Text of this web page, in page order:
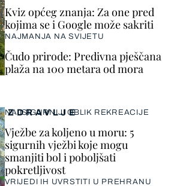
ZDRAVLJE
NAJSIGURNIJI OBLIK REKREACIJE
Vježbe za koljeno u moru: 5
sigurnih vježbi koje mogu
smanjiti bol i poboljšati
pokretljivost
VRIJEDI IH UVRSTITI U PREHRANU
Kviz općeg znanja: Za one pred
kojima se i Google može sakriti
NAJMANJA NA SVIJETU
Čudo prirode: Predivna pješčana
plaža na 100 metara od mora